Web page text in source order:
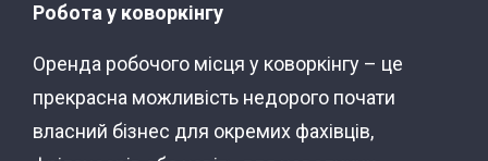
Робота у коворкінгу
Оренда робочого місця у коворкінгу – це
прекрасна можливість недорого почати
власний бізнес для окремих фахівців,